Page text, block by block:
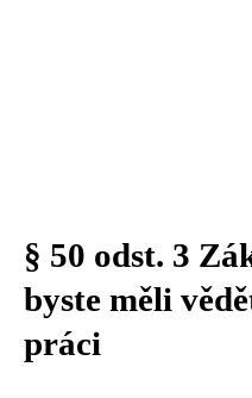
§ 50 odst. 3
byste měli
práci